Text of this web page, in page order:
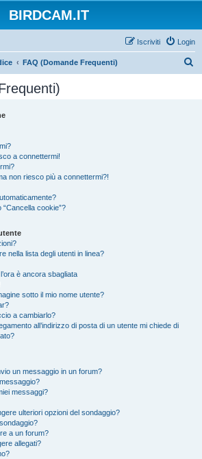
BIRDCAM.IT
Login
Iscriviti
FAQ (Domande Frequenti)
a connettermi!
non riesco più a connettermi?!
cookie”?
nella lista degli utenti in linea?
è ancora sbagliata
sotto il mio nome utente?
a cambiarlo?
all’indirizzo di posta di un utente mi chiede di
un messaggio in un forum?
messaggi?
ulteriori opzioni del sondaggio?
a un forum?
allegati?